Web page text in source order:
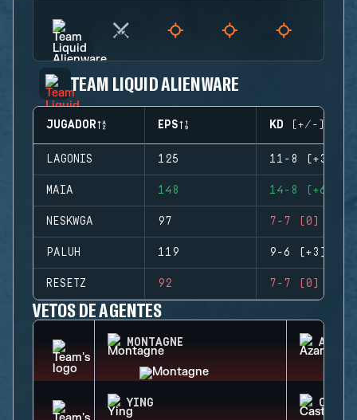
TEAM LIQUID ALIENWARE
JUGADOR EPS KD (+/-)
LAGONIS 125 11-8 (+3)
MAIA 148 14-8 (+6)
NESKWGA 97 7-7 (0)
PALUH 119 9-6 (+3)
RESETZ 92 7-7 (0)
VETOS DE AGENTES
MONTAGNE AZAMI
YING